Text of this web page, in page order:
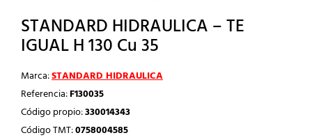
STANDARD HIDRAULICA – TE
IGUAL H 130 Cu 35
Marca:STANDARD HIDRAULICA
Referencia:F130035
Código propio:330014343
Código TMT:0758004585